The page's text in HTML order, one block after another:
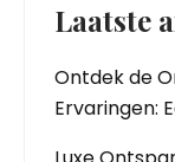
Laatste
Ontdek de
Ervaringen: